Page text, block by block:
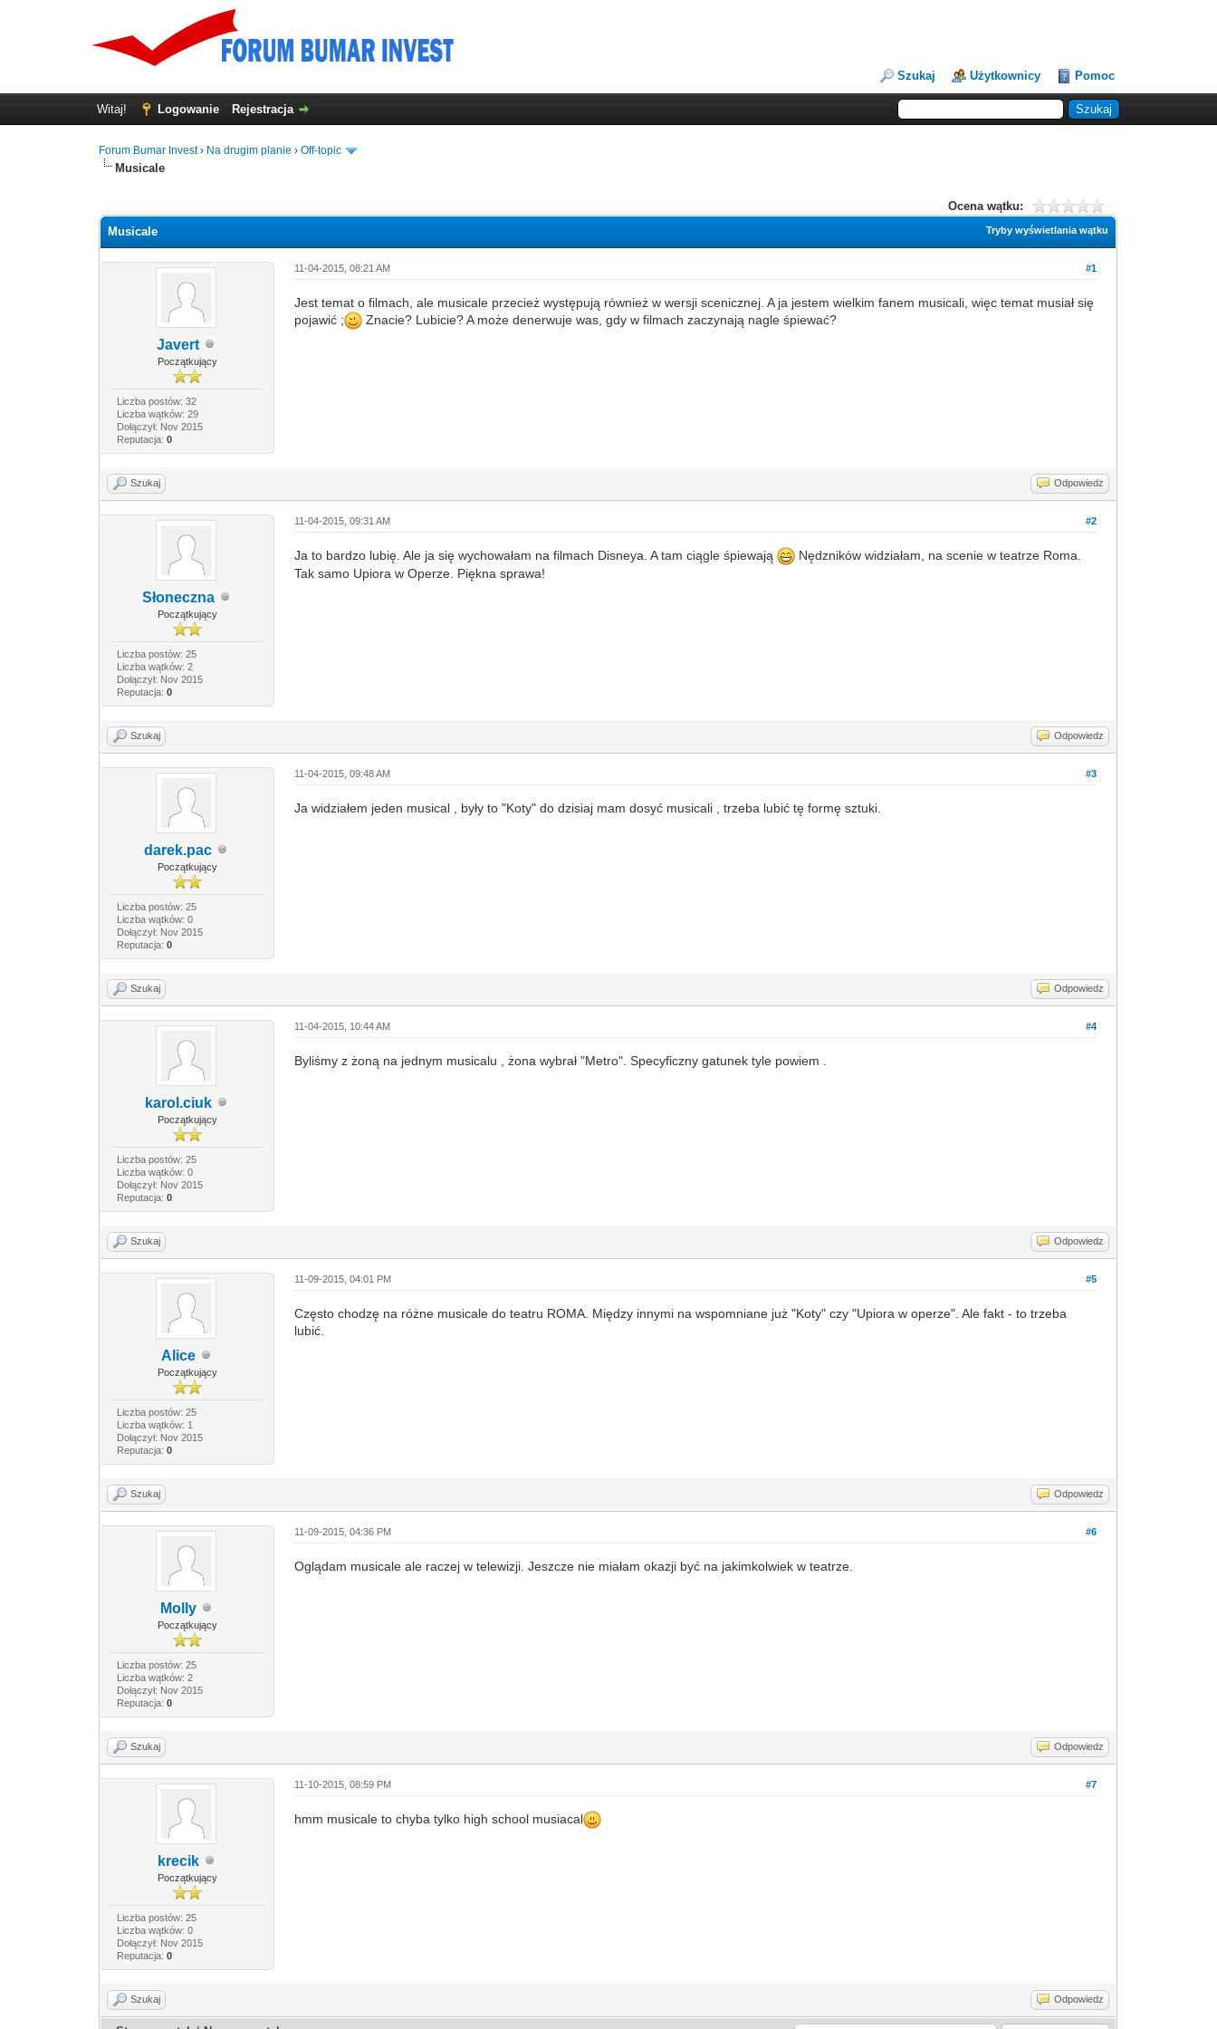
Szukaj Użytkownicy Pomoc
Witaj! Logowanie Rejestracja
Forum Bumar Invest› Na drugim planie ›Off-topic
Musicale
Ocena wątku:
Tryby wyświetlania wątku
Musicale
Javert
Początkujący
Liczba postów: 32
Liczba wątków: 29
Dołączył: Nov 2015
Reputacja: 0
#1
11-04-2015, 08:21 AM
Jest temat o filmach, ale musicale przecież występują również w wersji scenicznej. A ja jestem wielkim fanem musicali, więc temat musiał się
pojawić ;
Znacie? Lubicie? A może denerwuje was, gdy w filmach zaczynają nagle śpiewać?
Szukaj Odpowiedz
Słoneczna
Początkujący
Liczba postów: 25
Liczba wątków: 2
Dołączył: Nov 2015
Reputacja: 0
#2
11-04-2015, 09:31 AM
Ja to bardzo lubię. Ale ja się wychowałam na filmach Disneya. A tam ciągle śpiewają
Nędzników widziałam, na scenie w teatrze Roma.
Tak samo Upiora w Operze. Piękna sprawa!
Szukaj Odpowiedz
darek.pac
Początkujący
Liczba postów: 25
Liczba wątków: 0
Dołączył: Nov 2015
Reputacja: 0
#3
11-04-2015, 09:48 AM
Ja widziałem jeden musical , były to "Koty" do dzisiaj mam dosyć musicali , trzeba lubić tę formę sztuki.
Szukaj Odpowiedz
karol.ciuk
Początkujący
Liczba postów: 25
Liczba wątków: 0
Dołączył: Nov 2015
Reputacja: 0
#4
11-04-2015, 10:44 AM
Byliśmy z żoną na jednym musicalu , żona wybrał "Metro". Specyficzny gatunek tyle powiem .
Szukaj Odpowiedz
Alice
Początkujący
Liczba postów: 25
Liczba wątków: 1
Dołączył: Nov 2015
Reputacja: 0
#5
11-09-2015, 04:01 PM
Często chodzę na różne musicale do teatru ROMA. Między innymi na wspomniane już "Koty" czy "Upiora w operze". Ale fakt - to trzeba
lubić.
Szukaj Odpowiedz
Molly
Początkujący
Liczba postów: 25
Liczba wątków: 2
Dołączył: Nov 2015
Reputacja: 0
#6
11-09-2015, 04:36 PM
Oglądam musicale ale raczej w telewizji. Jeszcze nie miałam okazji być na jakimkolwiek w teatrze.
Szukaj Odpowiedz
krecik
Początkujący
Liczba postów: 25
Liczba wątków: 0
Dołączył: Nov 2015
Reputacja: 0
#7
11-10-2015, 08:59 PM
hmm musicale to chyba tylko high school musiacal
Szukaj Odpowiedz